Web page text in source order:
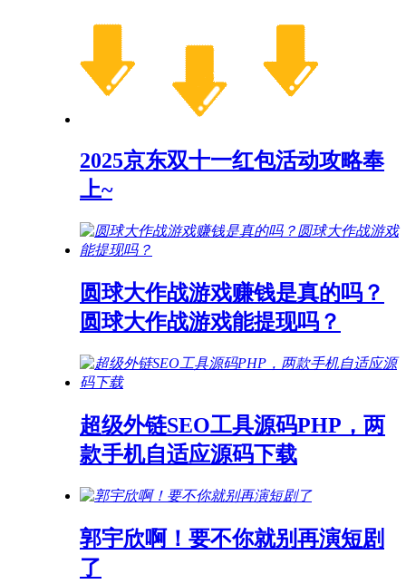
2025京东双十一红包活动攻略奉
上~
圆球大作战游戏赚钱是真的吗？
圆球大作战游戏能提现吗？
超级外链SEO工具源码PHP，两
款手机自适应源码下载
郭宇欣啊！要不你就别再演短剧
了